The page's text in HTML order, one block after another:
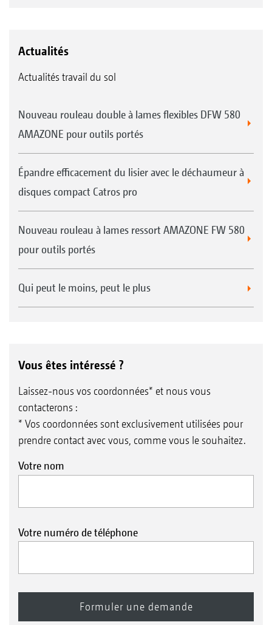
Actualités
Actualités travail du sol
Nouveau rouleau double à lames flexibles DFW 580
AMAZONE pour outils portés
Épandre efficacement du lisier avec le déchaumeur à
disques compact Catros pro
Nouveau rouleau à lames ressort AMAZONE FW 580
pour outils portés
Qui peut le moins, peut le plus
Vous êtes intéressé ?
Laissez-nous vos coordonnées* et nous vous
contacterons :
* Vos coordonnées sont exclusivement utilisées pour
prendre contact avec vous, comme vous le souhaitez.
Votre nom
Votre numéro de téléphone